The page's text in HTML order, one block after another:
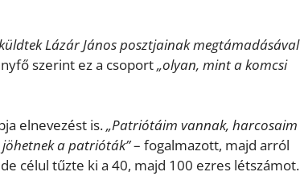
Lázár János posztjainak megtámadásával
szerint ez a csoport„olyan, mint a komcsi
elnevezést is.„Patriótáim vannak, harcosaim
a patrióták”– fogalmazott, majd arról
célul tűzte ki a 40, majd 100 ezres létszámot.